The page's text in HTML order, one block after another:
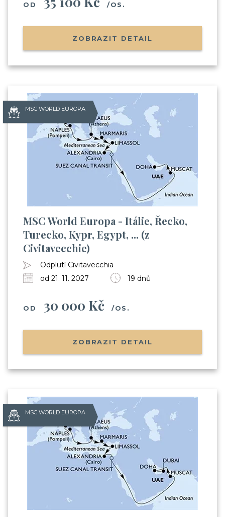
OD /OS.
ZOBRAZIT DETAIL
MSC WORLD EUROPA
MSC World Europa - Itálie, Řecko,
Turecko, Kypr, Egypt, ... (z
Civitavecchie)
Odplutí Civitavecchia
od 21. 11. 2027
19 dnů
OD 30 000 Kč /OS.
ZOBRAZIT DETAIL
MSC WORLD EUROPA